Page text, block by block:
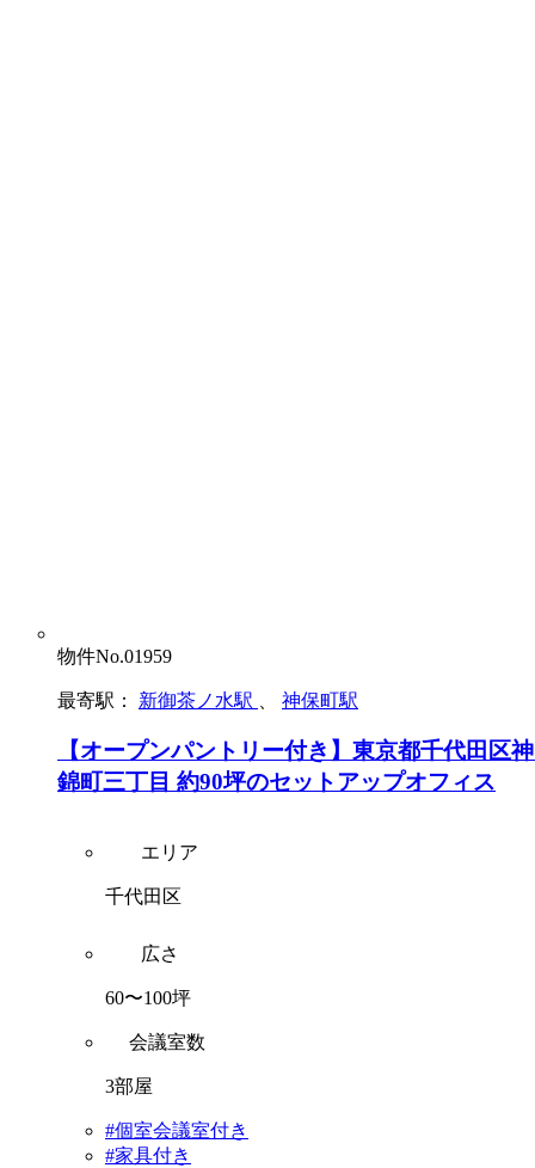
物件No.01959
最寄駅： 新御茶ノ水駅 神保町駅
【オープンパントリー付き】東京都千代田区
錦町三丁目 約90坪のセットアップオフィス
エリア
千代田区
広さ
60〜100坪
会議室数
3部屋
#個室会議室付き
#家具付き